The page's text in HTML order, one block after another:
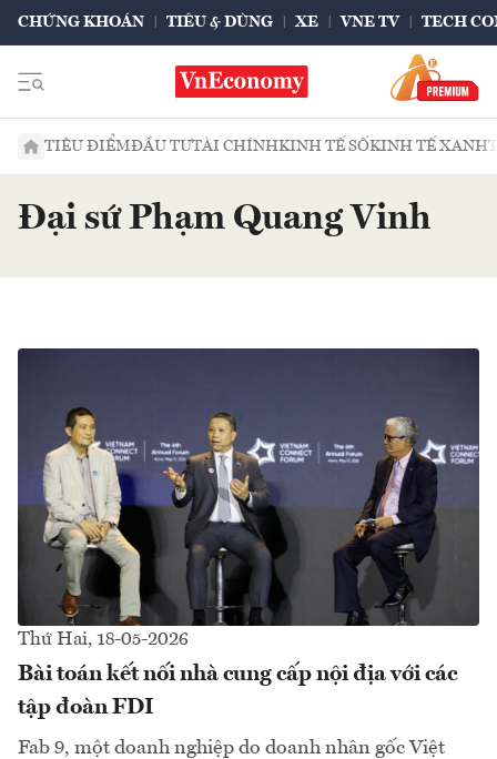
CHỨNG KHOÁN TIÊU & DÙNG XE VNE TV TECH
TIÊU ĐIỂMĐẦU TƯTÀI CHÍNHKINH TẾ SỐKINH TẾ XANH
Đại sứ Phạm Quang Vinh
Thứ Hai, 18-05-2026
Bài toán kết nối nhà cung cấp nội địa với các
tập đoàn FDI
Fab 9, một doanh nghiệp do doanh nhân gốc Việt